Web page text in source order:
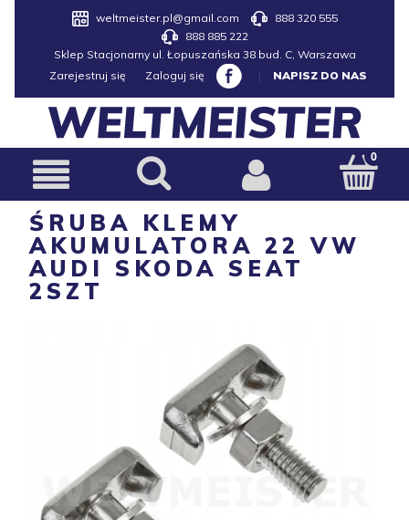
weltmeister.pl@gmail.com
888 320 555
888 885 222
Sklep Stacjonarny ul. Łopuszańska 38 bud. C, Warszawa
Zarejestruj się
Zaloguj się | NAPISZ DO NAS
ŚRUBA KLEMY
AKUMULATORA 22 VW
AUDI SKODA SEAT
2SZT